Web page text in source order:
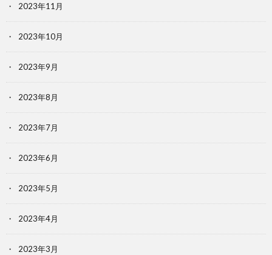
2023年11月
2023年10月
2023年9月
2023年8月
2023年7月
2023年6月
2023年5月
2023年4月
2023年3月